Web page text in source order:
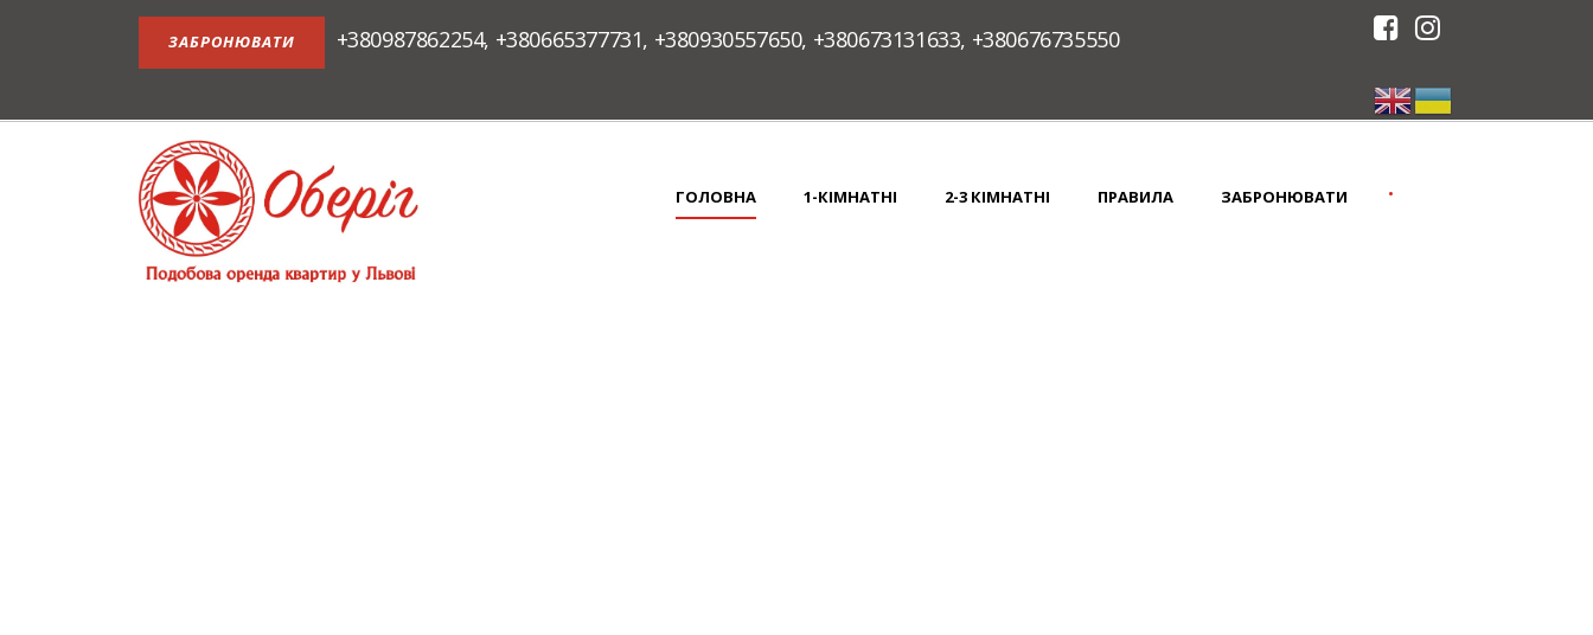
ЗАБРОНЮВАТИ +380987862254, +380665377731, +380930557650, +380673131633, +380676735550
ГОЛОВНА 1-КІМНАТНІ 2-3 КІМНАТНІ ПРАВИЛА ЗАБРОНЮВАТИ •